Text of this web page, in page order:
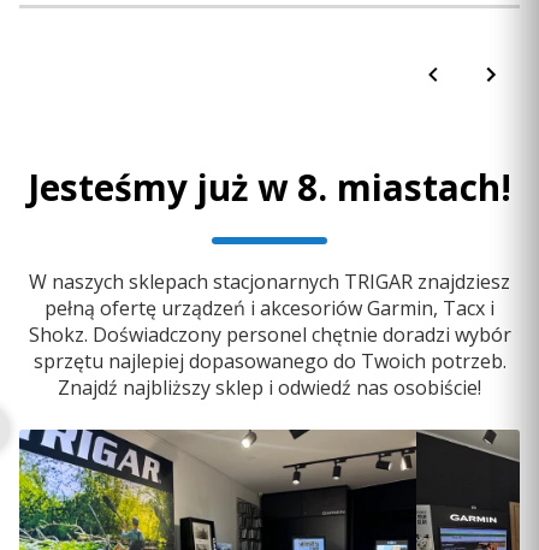
napędem nie jest zgodny ze wszystkimi kasetami.
Tacx Flux 2 Smart
Tacx Flux S Smart
Tacx Neo 2T Smart
Jesteśmy już w 8. miastach!
W naszych sklepach stacjonarnych TRIGAR znajdziesz
pełną ofertę urządzeń i akcesoriów Garmin, Tacx i
Shokz. Doświadczony personel chętnie doradzi wybór
sprzętu najlepiej dopasowanego do Twoich potrzeb.
Znajdź najbliższy sklep i odwiedź nas osobiście!